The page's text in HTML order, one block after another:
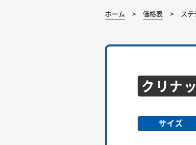
ホーム 価格表 ステ
クリナ
サイズ